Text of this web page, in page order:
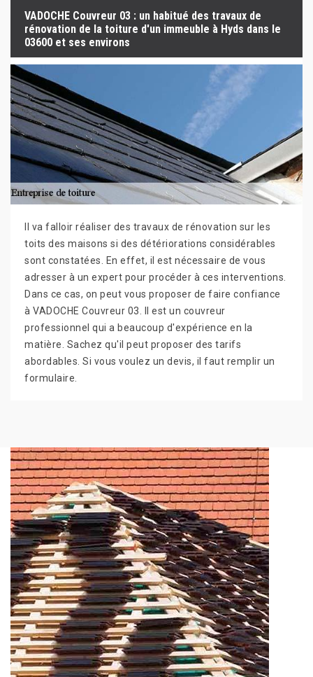
VADOCHE Couvreur 03 : un habitué des travaux de
rénovation de la toiture d'un immeuble à Hyds dans le
03600 et ses environs
Il va falloir réaliser des travaux de rénovation sur les
toits des maisons si des détériorations considérables
sont constatées. En effet, il est nécessaire de vous
adresser à un expert pour procéder à ces interventions.
Dans ce cas, on peut vous proposer de faire confiance
à VADOCHE Couvreur 03. Il est un couvreur
professionnel qui a beaucoup d'expérience en la
matière. Sachez qu'il peut proposer des tarifs
abordables. Si vous voulez un devis, il faut remplir un
formulaire.